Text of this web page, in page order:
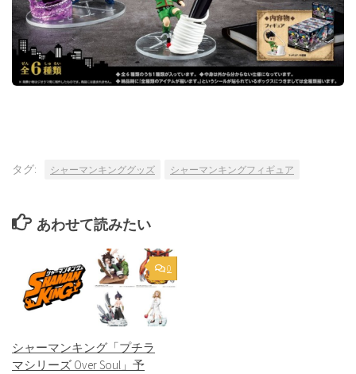
タグ: シャーマンキンググッズ シャーマンキングフィギュア
あわせて読みたい
0
シャーマンキング「プチラ
マシリーズ Over Soul」予